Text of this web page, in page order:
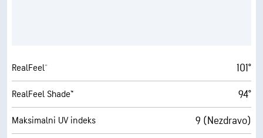
RealFeel® 101°
RealFeel Shade™ 94°
Maksimalni UV indeks 9 (Nezdravo)